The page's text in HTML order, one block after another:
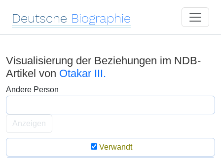
Deutsche Biographie
Visualisierung der Beziehungen im NDB-
Artikel von Otakar III.
Andere Person
Anzeigen
Verwandt